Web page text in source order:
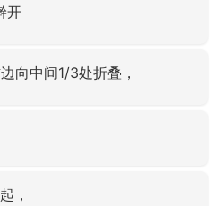
开
向中间1/3处折叠，
，